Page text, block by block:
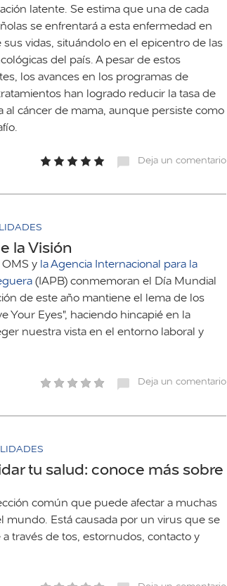
latente. Se estima que una de cada
se enfrentará a esta enfermedad en
vidas, situándolo en el epicentro de las
del país. A pesar de estos
los avances en los programas de
han logrado reducir la tasa de
al cáncer de mama, aunque persiste como
Deja un comentario
la Visión
y la Agencia Internacional para la
(IAPB) conmemoran el Día Mundial
de este año mantiene el lema de los
Your Eyes", haciendo hincapié en la
nuestra vista en el entorno laboral y
Deja un comentario
tu salud: conoce más sobre
común que puede afectar a muchas
mundo. Está causada por un virus que se
través de tos, estornudos, contacto y